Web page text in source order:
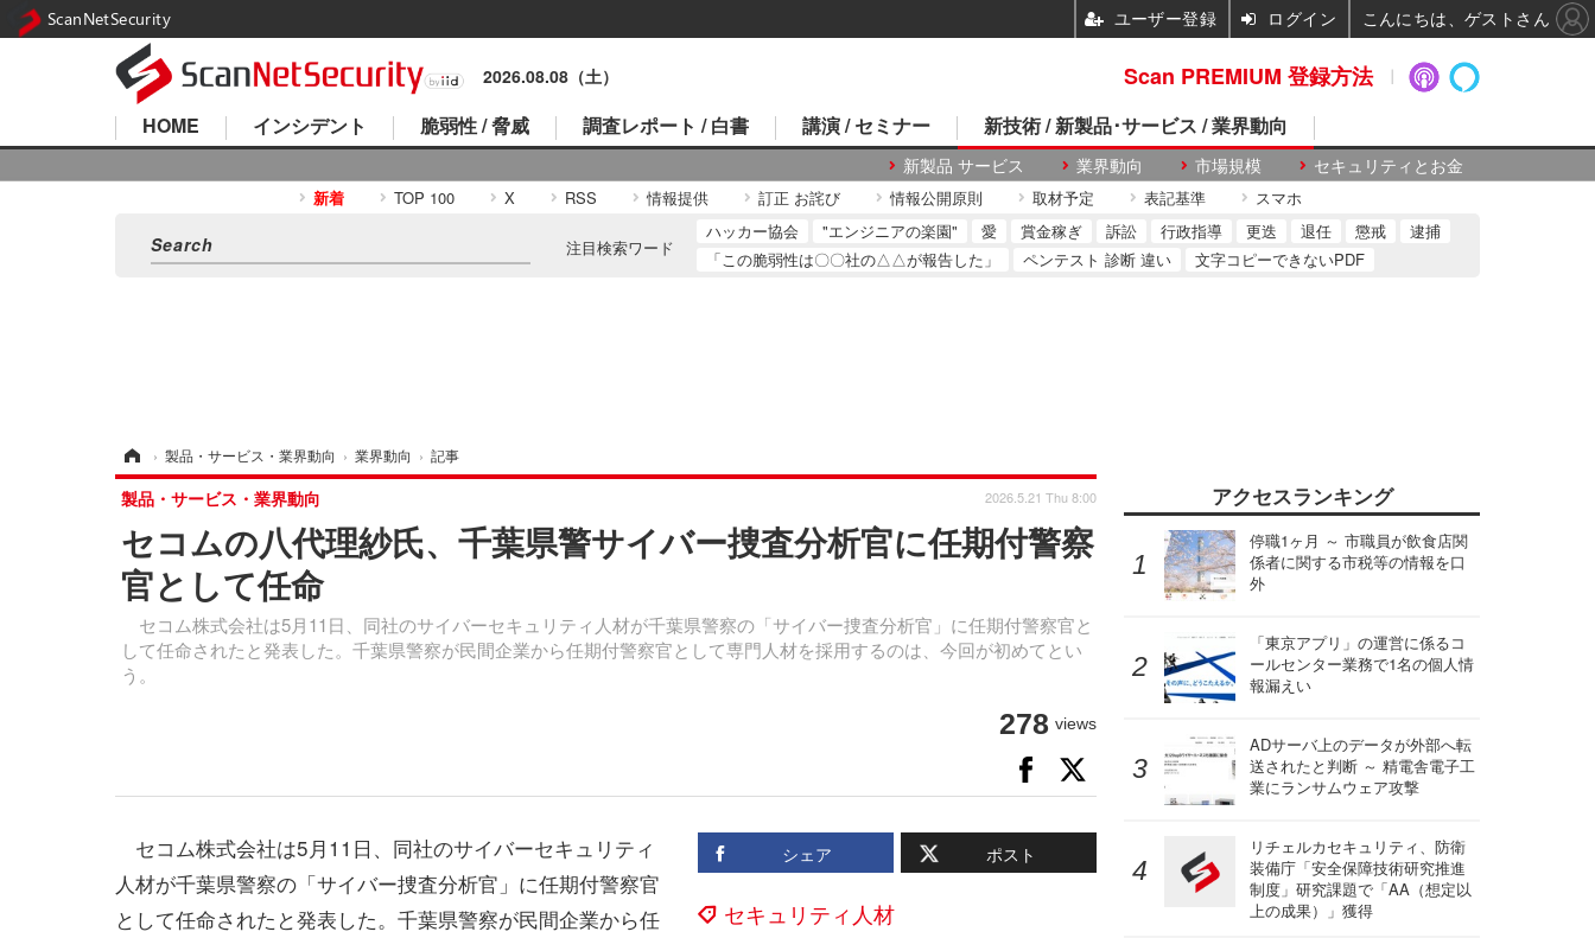
2026.08.08（土）
HOME インシデント 脆弱性 / 脅威 調査レポート / 白書 講演 / セミナー 新技術 / 新製品･サービス / 業界動向
新製品 サービス 業界動向 市場規模 セキュリティとお金
新着 TOP 100 X RSS 情報提供 訂正 お詫び 情報公開原則 取材予定 表記基準 スマホ
注目検索ワード
ハッカー協会 "エンジニアの楽園" 愛 賞金稼ぎ 訴訟 行政指導 更迭 退任 懲戒
逮捕
「この脆弱性は〇〇社の△△が報告した」
ペンテスト 診断 違い 文字コピーできないPDF
› 製品・サービス・業界動向 › 業界動向 › 記事
セコムの八代理紗氏、千葉県警サイバー捜査分析官に任期付警察
官として任命
セコム株式会社は5月11日、同社のサイバーセキュリティ人材が千葉県警察の「サイバー捜査分析官」に任期付警察官と
して任命されたと発表した。千葉県警察が民間企業から任期付警察官として専門人材を採用するのは、今回が初めてとい
う。
製品・サービス・業界動向 2026.5.21 Thu 8:00
278 views
シェア ポスト
セキュリティ人材
セコム株式会社は5月11日、同社のサイバーセキュリティ
人材が千葉県警察の「サイバー捜査分析官」に任期付警察官
として任命されたと発表した。千葉県警察が民間企業から任
アクセスランキング
停職1ヶ月 ～ 市職員が飲食店関
係者に関する市税等の情報を口
外
「東京アプリ」の運営に係るコ
ールセンター業務で1名の個人情
報漏えい
ADサーバ上のデータが外部へ転
送されたと判断 ～ 精電舎電子工
業にランサムウェア攻撃
リチェルカセキュリティ、防衛
装備庁「安全保障技術研究推進
制度」研究課題で「AA（想定以
上の成果）」獲得
Scan PREMIUM 登録方法
ScanNetSecurity ユーザー登録 ログイン こんにちは、ゲストさん